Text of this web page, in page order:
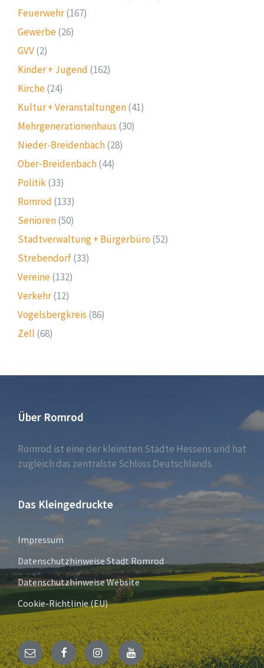
Feuerwehr(167)
Gewerbe(26)
GVV(2)
Kinder + Jugend (162)
Kirche(24)
Kultur + Veranstaltungen(41)
Mehrgenerationenhaus (30)
Nieder-Breidenbach(28)
Ober-Breidenbach(44)
Politik(33)
Romrod (133)
Senioren(50)
Stadtverwaltung + Bürgerbüro (52)
Strebendorf(33)
Vereine(132)
Verkehr(12)
Vogelsbergkreis (86)
Zell (68)
Über Romrod
Romrod ist eine der kleinsten Städte Hessens und hat
zugleich das zentralste Schloss Deutschlands.
Das Kleingedruckte
Impressum
Datenschutzhinweise Stadt Romrod
Datenschutzhinweise Website
Cookie-Richtlinie (EU)
E- FacebookInstagramYouTube